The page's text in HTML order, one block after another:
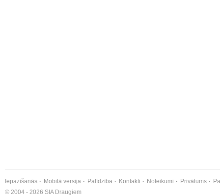
Iepazīšanās Mobilā versija Palīdzība Kontakti Noteikumi Privātums
© 2004 - 2026 SIA Draugiem